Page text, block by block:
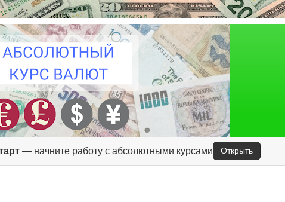
— начните работу с абсолютными курсами Открыть